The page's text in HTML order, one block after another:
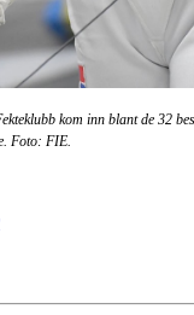
kom inn blant de 32
Foto: FIE.